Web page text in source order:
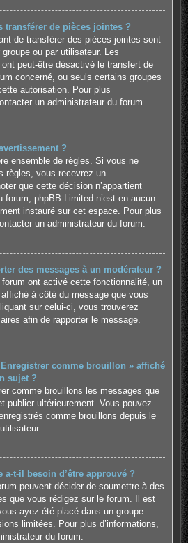
transférer de pièces jointes ?
de transférer des pièces jointes sont
ou par utilisateur. Les
peut-être désactivé le transfert de
concerné, ou seuls certains groupes
autorisation. Pour plus
un administrateur du forum.
?
ensemble de règles. Si vous ne
règles, vous recevrez un
que cette décision n’appartient
forum, phpBB Limited n’est en aucun
instauré sur cet espace. Pour plus
un administrateur du forum.
des messages à un modérateur ?
ont activé cette fonctionnalité, un
à côté du message que vous
sur celui-ci, vous trouverez
afin de rapporter le message.
comme brouillon » affiché
sujet ?
comme brouillons les messages que
publier ultérieurement. Vous pouvez
comme brouillons depuis le
a-t-il besoin d’être approuvé ?
peuvent décider de soumettre à des
que vous rédigez sur le forum. Il est
ayez été placé dans un groupe
limitées. Pour plus d’informations,
du forum.